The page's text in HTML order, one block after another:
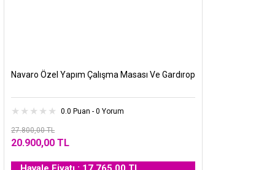
Navaro Özel Yapım Çalışma Masası Ve Gardırop
0.0 Puan - 0 Yorum
27.800,00 TL
20.900,00 TL